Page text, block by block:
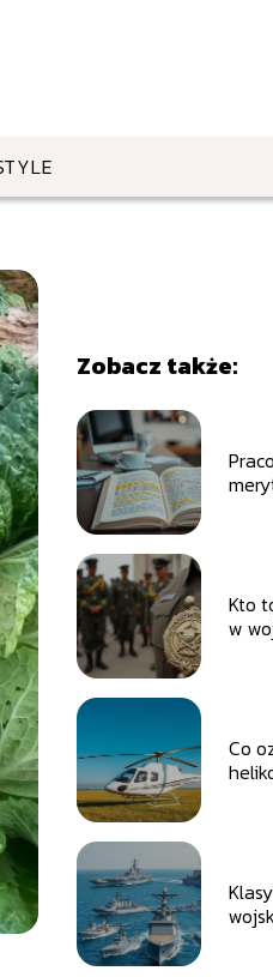
Zobacz także:
Kto
w
Co